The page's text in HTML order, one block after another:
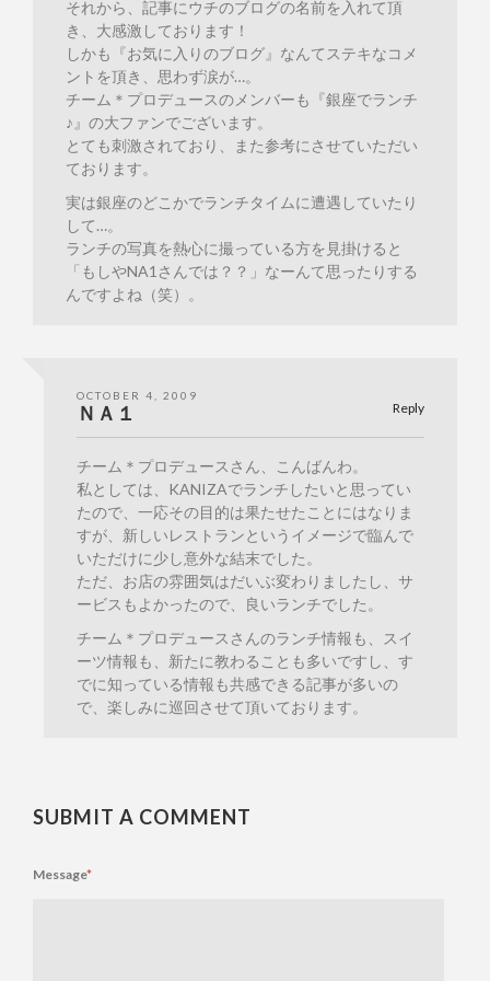
それから、記事にウチのブログの名前を入れて頂
き、大感激しております！
しかも『お気に入りのブログ』なんてステキなコメ
ントを頂き、思わず涙が…。
チーム＊プロデュースのメンバーも『銀座でランチ
♪』の大ファンでございます。
とても刺激されており、また参考にさせていただい
ております。
実は銀座のどこかでランチタイムに遭遇していたり
して…。
ランチの写真を熱心に撮っている方を見掛けると
「もしやNA1さんでは？？」なーんて思ったりする
んですよね（笑）。
OCTOBER 4, 2009
Reply
ＮＡ１
チーム＊プロデュースさん、こんばんわ。
私としては、KANIZAでランチしたいと思ってい
たので、一応その目的は果たせたことにはなりま
すが、新しいレストランというイメージで臨んで
いただけに少し意外な結末でした。
ただ、お店の雰囲気はだいぶ変わりましたし、サ
ービスもよかったので、良いランチでした。
チーム＊プロデュースさんのランチ情報も、スイ
ーツ情報も、新たに教わることも多いですし、す
でに知っている情報も共感できる記事が多いの
で、楽しみに巡回させて頂いております。
SUBMIT A COMMENT
Message*